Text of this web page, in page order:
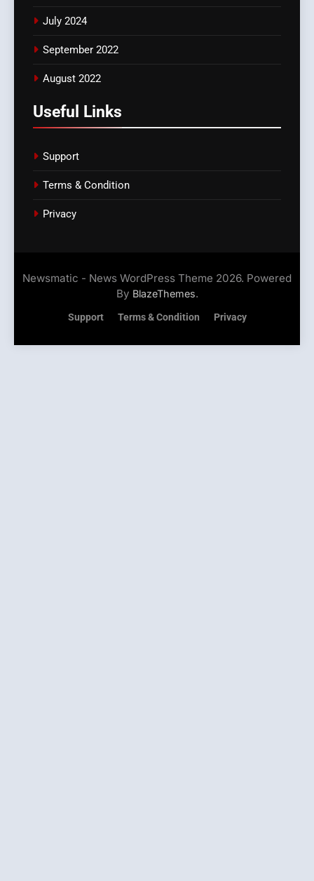
July 2024
September 2022
August 2022
Useful Links
Support
Terms & Condition
Privacy
Newsmatic - News WordPress Theme 2026. Powered
By BlazeThemes.
Support Terms & Condition Privacy